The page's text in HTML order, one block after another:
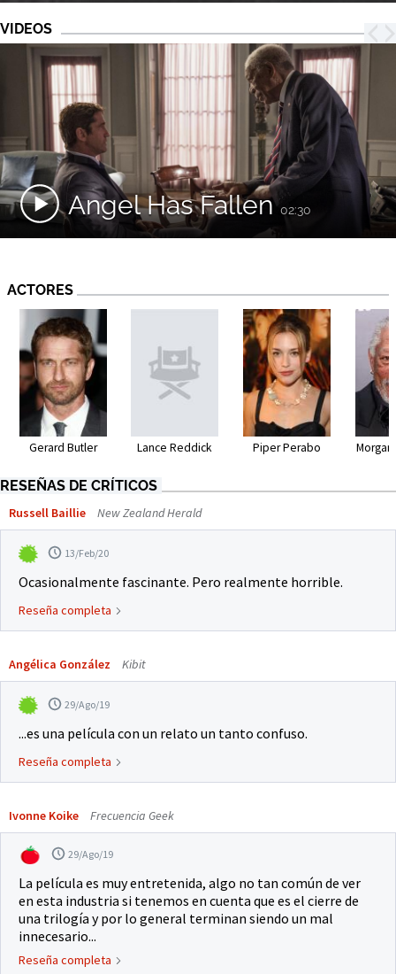
VIDEOS
Angel Has Fallen02:30
ACTORES
Gerard Butler Lance Reddick Piper Perabo
RESEÑAS DE CRÍTICOS
Russell Baillie New Zealand Herald
13/Feb/20
Ocasionalmente fascinante. Pero realmente horrible.
Reseña completa
Angélica González Kibit
29/Ago/19
...es una película con un relato un tanto confuso.
Reseña completa
Ivonne Koike Frecuencia Geek
29/Ago/19
La película es muy entretenida, algo no tan común de ver
en esta industria si tenemos en cuenta que es el cierre de
una trilogía y por lo general terminan siendo un mal
innecesario...
Reseña completa